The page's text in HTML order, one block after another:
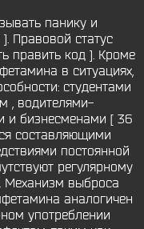
панику и
Правовой статус
править код ]. Кроме
в ситуациях,
студентами
, водителями-
и бизнесменами [ 36
составляющими
постоянной
регулярному
Механизм выброса
аналогичен
употреблении